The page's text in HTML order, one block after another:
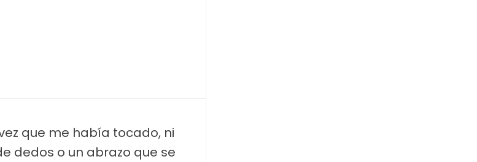
que me había tocado, ni
dedos o un abrazo que se